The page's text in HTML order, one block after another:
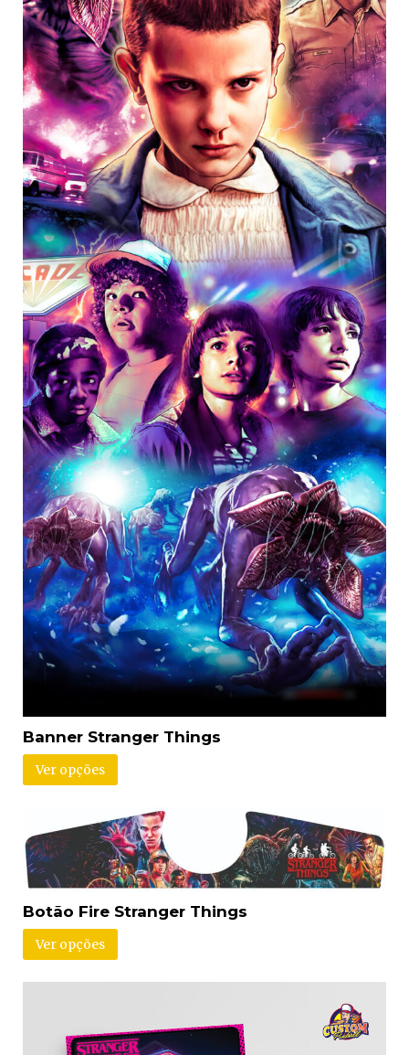
Banner Stranger Things
Ver opções
Botão Fire Stranger Things
Ver opções